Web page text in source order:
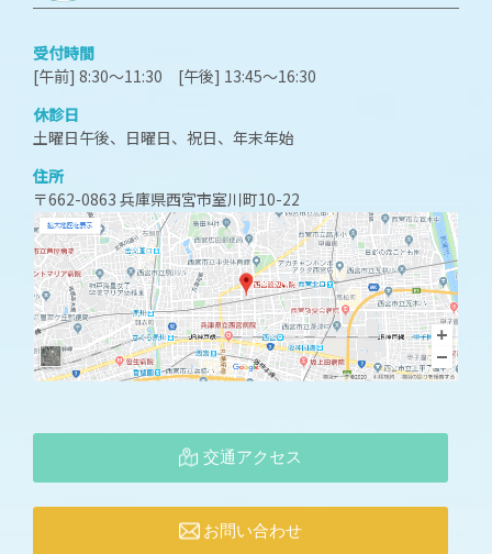
受付時間
[午前] 8:30～11:30 [午後] 13:45～16:30
休診日
土曜日午後、日曜日、祝日、年末年始
住所
〒662-0863 兵庫県西宮市室川町10-22
交通アクセス
お問い合わせ